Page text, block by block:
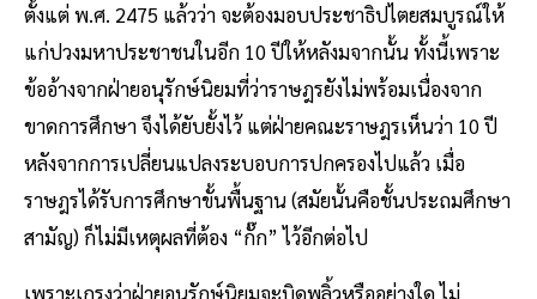
ตั้งแต่ พ.ศ. 2475 แล้วว่า จะต้องมอบประชาธิปไตยสมบูรณ์ให้
แก่ปวงมหาประชาชนในอีก 10 ปีให้หลังมจากนั้น ทั้งนี้เพราะ
ข้ออ้างจากฝ่ายอนุรักษ์นิยมที่ว่าราษฎรยังไม่พร้อมเนื่องจาก
ขาดการศึกษา จึงได้ยับยั้งไว้ แต่ฝ่ายคณะราษฎรเห็นว่า 10 ปี
หลังจากการเปลี่ยนแปลงระบอบการปกครองไปแล้ว เมื่อ
ราษฎรได้รับการศึกษาขั้นพื้นฐาน (สมัยนั้นคือชั้นประถมศึกษา
สามัญ) ก็ไม่มีเหตุผลที่ต้อง “กั๊ก” ไว้อีกต่อไป
เพราะเกรงว่าฝ่ายอนุรักษ์นิยมจะบิดพลิ้วหรืออย่างใด ไม่